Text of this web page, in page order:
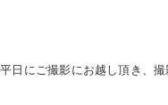
日にご撮影にお越し頂き、